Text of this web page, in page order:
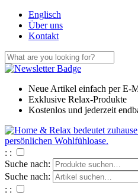
Englisch
Über uns
Kontakt
Neue Artikel einfach per E-
Exklusive Relax-Produkte
Kostenlos und jederzeit
: :
Suche nach:
Suche nach:
: :